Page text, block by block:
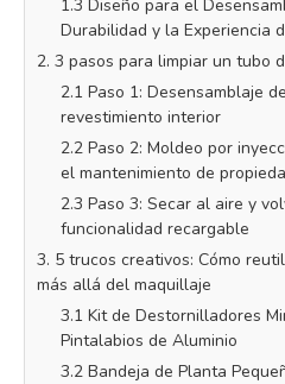
1.3 Diseño para el
Durabilidad y la Experiencia
2. 3 pasos para limpiar un tubo
2.1 Paso 1: Desensamblaje
revestimiento interior
2.2 Paso 2: Moldeo por
el mantenimiento de
2.3 Paso 3: Secar al aire y
funcionalidad recargable
3. 5 trucos creativos: Cómo
más allá del maquillaje
3.1 Kit de Destornilladores
Pintalabios de Aluminio
3.2 Bandeja de Planta